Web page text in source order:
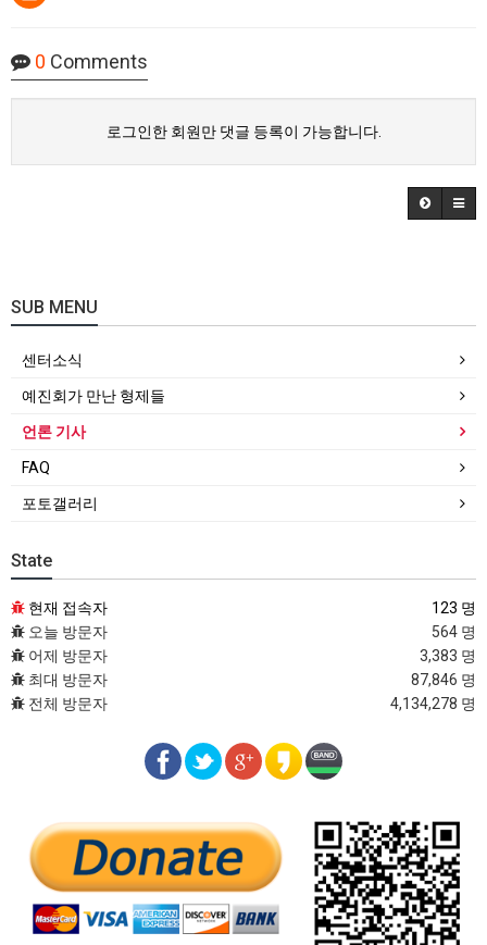
0 Comments
로그인한 회원만 댓글 등록이 가능합니다.
SUB MENU
센터소식
예진회가 만난 형제들
언론 기사
FAQ
포토갤러리
State
현재 접속자
123 명
오늘 방문자
564 명
어제 방문자
3,383 명
최대 방문자
87,846 명
전체 방문자
4,134,278 명